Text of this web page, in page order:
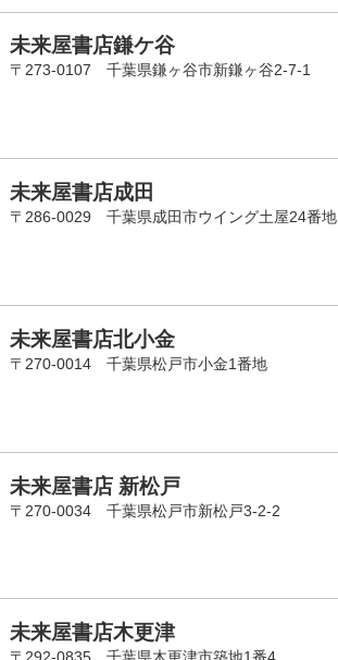
未来屋書店鎌ケ谷
〒273-0107 千葉県鎌ヶ谷市新鎌ヶ谷2-7-1
未来屋書店成田
〒286-0029 千葉県成田市ウイング土屋24番地
未来屋書店北小金
〒270-0014 千葉県松戸市小金1番地
未来屋書店 新松戸
〒270-0034 千葉県松戸市新松戸3-2-2
未来屋書店木更津